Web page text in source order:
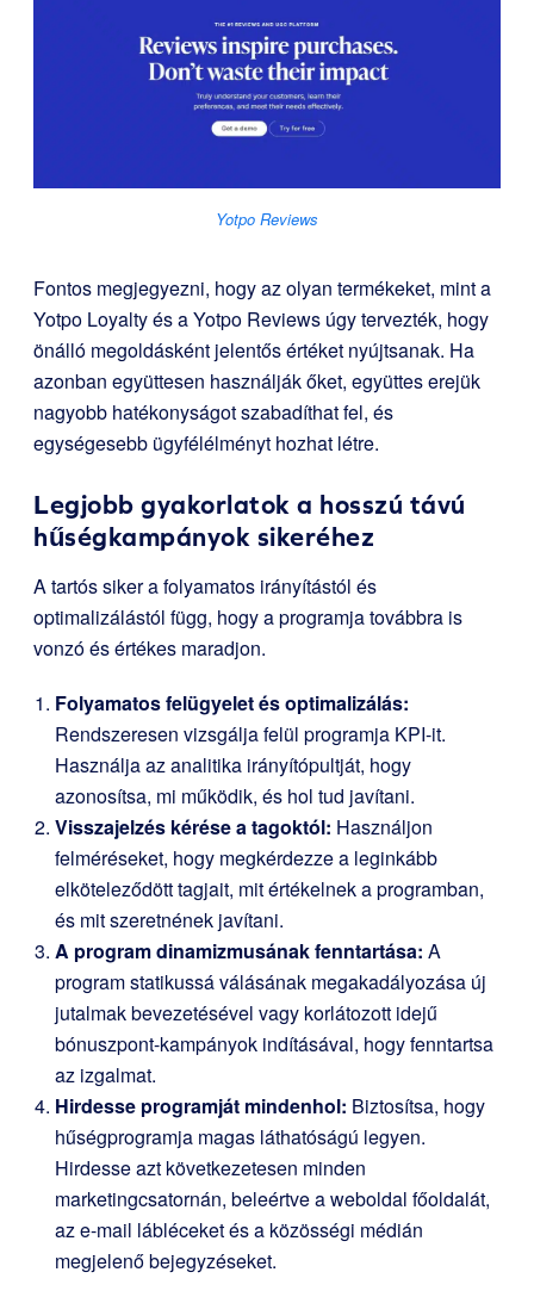
Yotpo Reviews
Fontos megjegyezni, hogy az olyan termékeket, mint a
Yotpo Loyalty és a Yotpo Reviews úgy tervezték, hogy
önálló megoldásként jelentős értéket nyújtsanak. Ha
azonban együttesen használják őket, együttes erejük
nagyobb hatékonyságot szabadíthat fel, és
egységesebb ügyfélélményt hozhat létre.
Legjobb gyakorlatok a hosszú távú
hűségkampányok sikeréhez
A tartós siker a folyamatos irányítástól és
optimalizálástól függ, hogy a programja továbbra is
vonzó és értékes maradjon.
Folyamatos felügyelet és optimalizálás:
Rendszeresen vizsgálja felül programja KPI-it.
Használja az analitika irányítópultját, hogy
azonosítsa, mi működik, és hol tud javítani.
Visszajelzés kérése a tagoktól: Használjon
felméréseket, hogy megkérdezze a leginkább
elköteleződött tagjait, mit értékelnek a programban,
és mit szeretnének javítani.
A program dinamizmusának fenntartása: A
program statikussá válásának megakadályozása új
jutalmak bevezetésével vagy korlátozott idejű
bónuszpont-kampányok indításával, hogy fenntartsa
az izgalmat.
Hirdesse programját mindenhol: Biztosítsa, hogy
hűségprogramja magas láthatóságú legyen.
Hirdesse azt következetesen minden
marketingcsatornán, beleértve a weboldal főoldalát,
az e-mail lábléceket és a közösségi médián
megjelenő bejegyzéseket.